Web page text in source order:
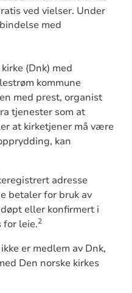
ved vielser. Under
med
(Dnk) med
kommune
med prest, organist
tjenester som at
at kirketjener må være
kan
adresse
betaler for bruk av
eller konfirmert i
for leie.2
er medlem av Dnk,
Den norske kirkes